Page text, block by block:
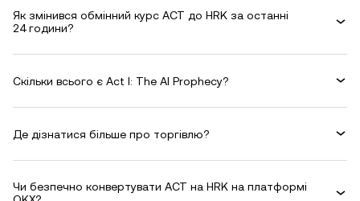
Як змінився обмінний курс ACT до HRK за останні
24 години?
Скільки всього є Act I: The AI Prophecy?
Де дізнатися більше про торгівлю?
Чи безпечно конвертувати ACT на HRK на платформі